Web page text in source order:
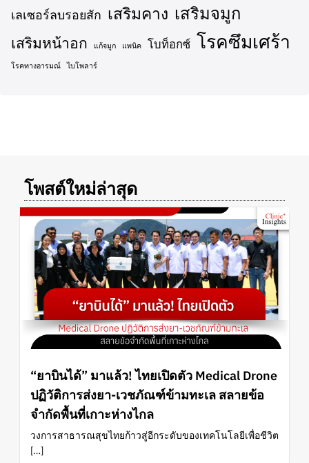
เลเซอร์ลบรอยสัก เสริมคาง เสริมจมูก
เสริมหน้าอก แก้จมูก แพนิค โบท็อกซ์ โรคซึมเศร้า
โรคทางอารมณ์ ไบโพลาร์
โพสต์ใหม่ล่าสุด
“ยาบินได้” มาแล้ว! ไทยเปิดตัว Medical Drone
ปฏิวัติการส่งยา-เวชภัณฑ์ข้ามทะเล สลายข้อ
จำกัดพื้นที่เกาะห่างไกล
วงการสาธารณสุขไทยก้าวสู่อีกระดับของเทคโนโลยีเพื่อชีวิต
[…]